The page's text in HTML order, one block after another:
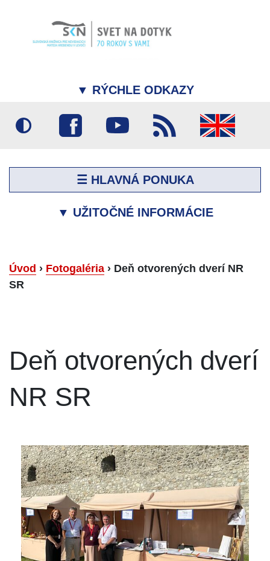
▼ RÝCHLE ODKAZY
☰ HLAVNÁ PONUKA
▼ UŽITOČNÉ INFORMÁCIE
Úvod › Fotogaléria › Deň otvorených dverí NR
SR
Deň otvorených dverí
NR SR